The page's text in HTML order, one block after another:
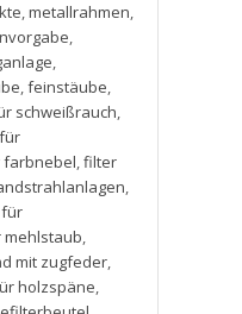
,metallrahmen,
,
,
,feinstäube,
schweißrauch,
,filter
,
,
mit zugfeder,
holzspäne,